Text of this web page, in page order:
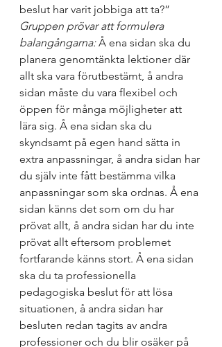
beslut har varit jobbiga att ta?”
Gruppen prövar att formulera
balangångarna: Å ena sidan ska du
planera genomtänkta lektioner där
allt ska vara förutbestämt, å andra
sidan måste du vara flexibel och
öppen för många möjligheter att
lära sig. Å ena sidan ska du
skyndsamt på egen hand sätta in
extra anpassningar, å andra sidan har
du själv inte fått bestämma vilka
anpassningar som ska ordnas. Å ena
sidan känns det som om du har
prövat allt, å andra sidan har du inte
prövat allt eftersom problemet
fortfarande känns stort. Å ena sidan
ska du ta professionella
pedagogiska beslut för att lösa
situationen, å andra sidan har
besluten redan tagits av andra
professioner och du blir osäker på